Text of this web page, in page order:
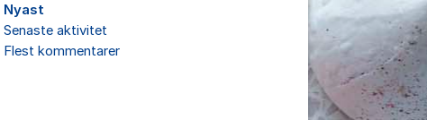
Nyast
Senaste aktivitet
Flest kommentarer